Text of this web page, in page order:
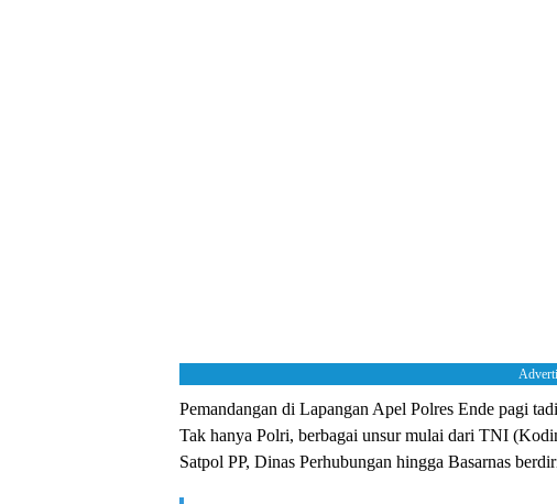
​Pemandangan di Lapangan Apel Polres Ende pagi
Tak hanya Polri, berbagai unsur mulai dari TNI
Satpol PP, Dinas Perhubungan hingga Basarnas